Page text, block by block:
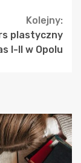
Kolejny:
plastyczny
I-II w Opolu